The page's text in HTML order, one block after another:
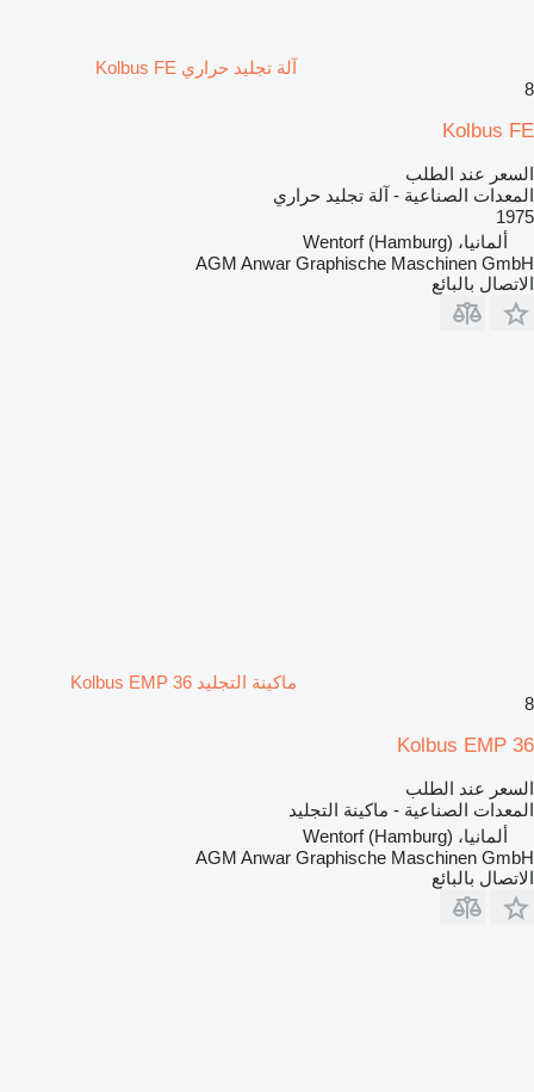
آلة تجليد حراري Kolbus FE
8
Kolbus FE
السعر عند الطلب
المعدات الصناعية - آلة تجليد حراري
1975
ألمانيا، Wentorf (Hamburg)
AGM Anwar Graphische Maschinen GmbH
الاتصال بالبائع
ماكينة التجليد Kolbus EMP 36
8
Kolbus EMP 36
السعر عند الطلب
المعدات الصناعية - ماكينة التجليد
ألمانيا، Wentorf (Hamburg)
AGM Anwar Graphische Maschinen GmbH
الاتصال بالبائع